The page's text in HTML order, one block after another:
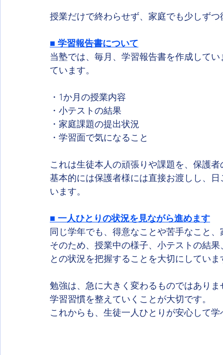
授業だけで終わらせず、家庭でも少しず
■ 学習報告書について
当塾では、毎月、学習報告書を作成して
ています。
・1か月の授業内容
・小テストの結果
・家庭課題の提出状況
・学習面で気になること
これは生徒本人の頑張りや課題を、保護
基本的には保護者様には直接お渡しし、
います。
■ 一人ひとりの状況を見ながら進めます
同じ学年でも、得意なことや苦手なこと
そのため、授業中の様子、小テストの結
との状況を把握することを大切にしていま
勉強は、急に大きく変わるものではあり
学習習慣を整えていくことが大切です。
これからも、生徒一人ひとりが安心して